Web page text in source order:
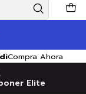
Compra Ahora
Elite